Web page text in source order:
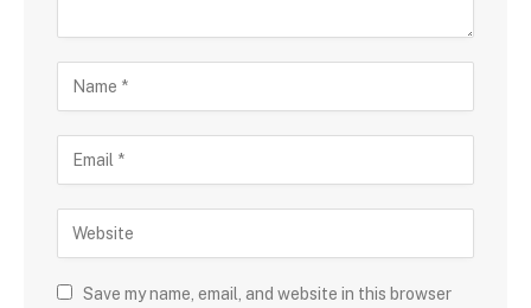
Save my name, email, and website in this browser